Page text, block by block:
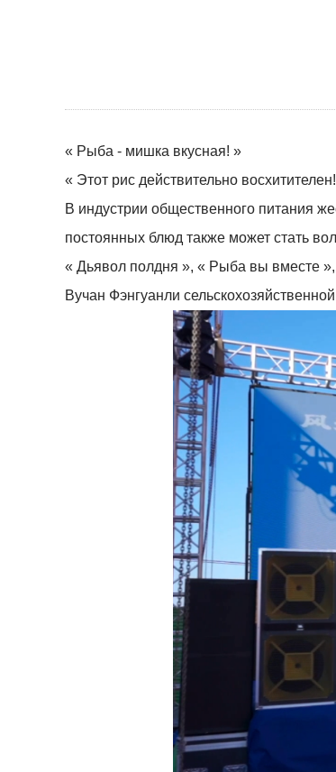
« Рыба - мишка вкусная! »
« Этот рис действительно
В индустрии общественного питания
постоянных блюд также может стать
« Дьявол полдня », « Рыба вы вместе
Вучан Фэнгуанли